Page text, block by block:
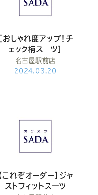
［おしゃれ度アップ！チ
ェック柄スーツ］
名古屋駅前店
2024.03.20
【これぞオーダー】ジャ
ストフィットスーツ